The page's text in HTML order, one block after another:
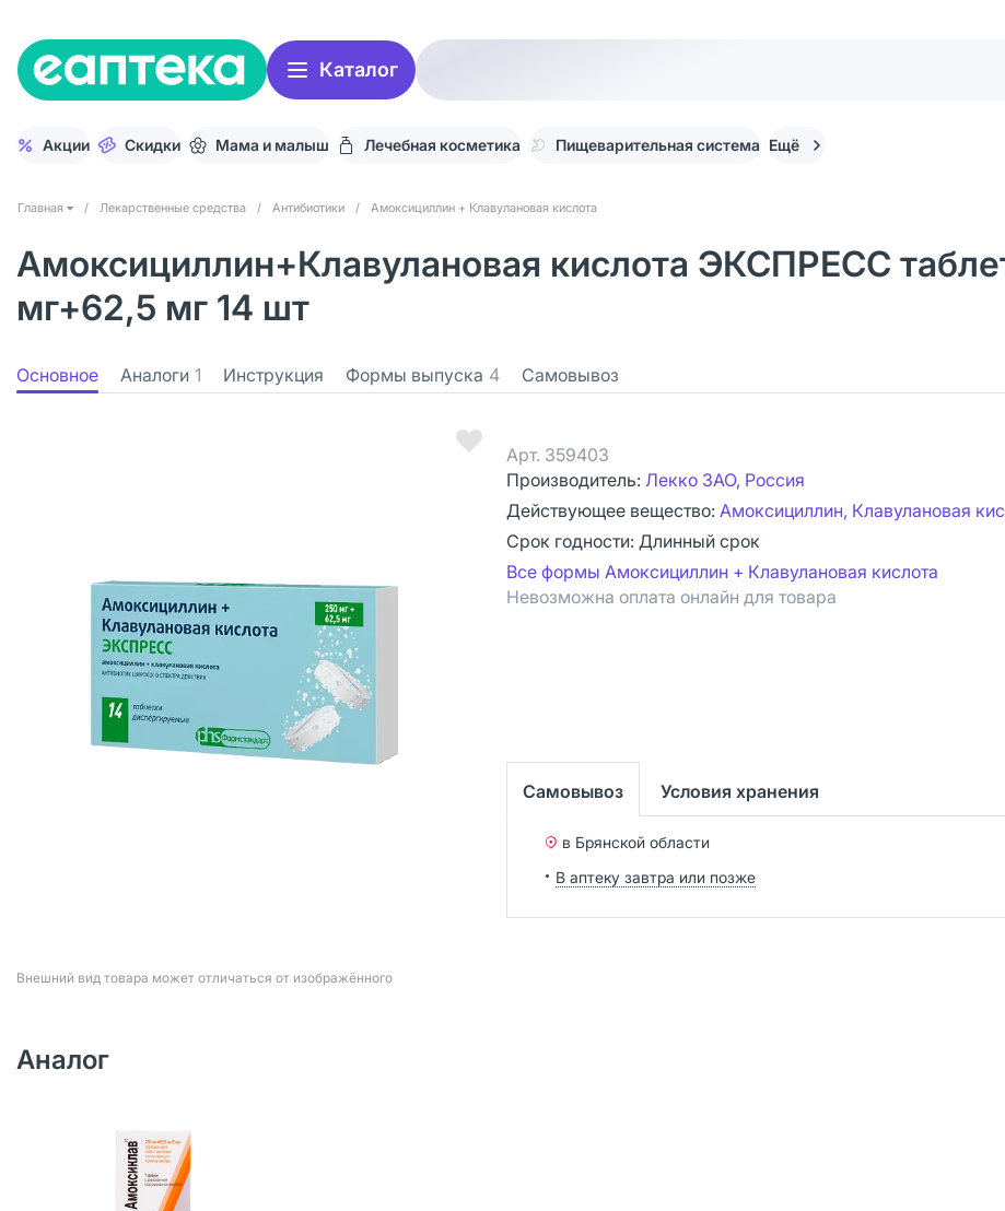
Каталог
Акции Скидки Мама и малыш Лечебная косметика Пищеварительная система Ещё
Главная / Лекарственные средства / Антибиотики / Амоксициллин + Клавулановая кислота
Амоксициллин+Клавулановая кислота ЭКСПРЕСС
мг+62,5 мг 14 шт
Основное Аналоги 1 Инструкция Формы выпуска 4 Самовывоз
Bнешний вид товара может отличаться от изображённого
Арт. 359403
Производитель: Лекко ЗАО, Россия
Действующее вещество: Амоксициллин, Клавулановая
Срок годности: Длинный срок
Все формы Амоксициллин + Клавулановая кислота
Невозможна оплата онлайн для товара
Самовывоз Условия хранения
в Брянской области
В аптеку завтра или позже
Аналог